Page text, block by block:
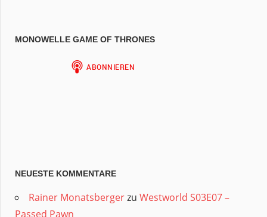
MONOWELLE GAME OF THRONES
NEUESTE KOMMENTARE
Rainer Monatsbergerzu Westworld S03E07 –
Passed Pawn